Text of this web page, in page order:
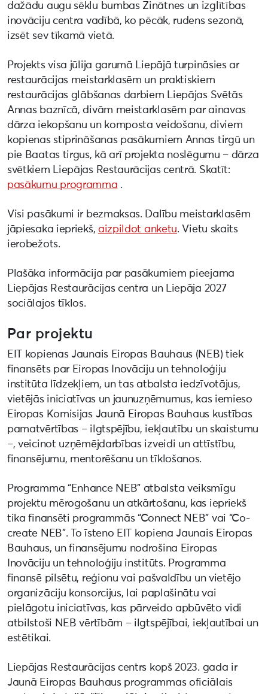
dažādu augu sēklu bumbas Zinātnes un izglītības
inovāciju centra vadībā, ko pēcāk, rudens sezonā,
izsēt sev tīkamā vietā.
Projekts visa jūlija garumā Liepājā turpināsies ar
restaurācijas meistarklasēm un praktiskiem
restaurācijas glābšanas darbiem Liepājas Svētās
Annas baznīcā, divām meistarklasēm par ainavas
dārza iekopšanu un komposta veidošanu, diviem
kopienas stiprināšanas pasākumiem Annas tirgū un
pie Baatas tirgus, kā arī projekta noslēgumu – dārza
svētkiem Liepājas Restaurācijas centrā. Skatīt:
pasākumu programma .
Visi pasākumi ir bezmaksas. Dalību meistarklasēm
jāpiesaka iepriekš, aizpildot anketu. Vietu skaits
ierobežots.
Plašāka informācija par pasākumiem pieejama
Liepājas Restaurācijas centra un Liepāja 2027
sociālajos tīklos.
Par projektu
EIT kopienas Jaunais Eiropas Bauhaus (NEB) tiek
finansēts par Eiropas Inovāciju un tehnoloģiju
institūta līdzekļiem, un tas atbalsta iedzīvotājus,
vietējās iniciatīvas un jaunuzņēmumus, kas iemieso
Eiropas Komisijas Jaunā Eiropas Bauhaus kustības
pamatvērtības – ilgtspējību, iekļautību un skaistumu
–, veicinot uzņēmējdarbības izveidi un attīstību,
finansējumu, mentorēšanu un tīklošanos.
Programma “Enhance NEB” atbalsta veiksmīgu
projektu mērogošanu un atkārtošanu, kas iepriekš
tika finansēti programmās “Connect NEB” vai “Co-
create NEB”. To īsteno EIT kopiena Jaunais Eiropas
Bauhaus, un finansējumu nodrošina Eiropas
Inovāciju un tehnoloģiju institūts. Programma
finansē pilsētu, reģionu vai pašvaldību un vietējo
organizāciju konsorcijus, lai paplašinātu vai
pielāgotu iniciatīvas, kas pārveido apbūvēto vidi
atbilstoši NEB vērtībām – ilgtspējībai, iekļautībai un
estētikai.
Liepājas Restaurācijas centrs kopš 2023. gada ir
Jaunā Eiropas Bauhaus programmas oficiālais